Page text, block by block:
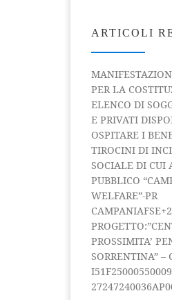
ARTICOLI
PER LA
ELENCO DI
E PRIVATI
OSPITARE I
TIROCINI DI
SOCIALE DI CUI
PUBBLICO
WELFARE”-PR
PROSSIMITA’
SORRENTINA” –